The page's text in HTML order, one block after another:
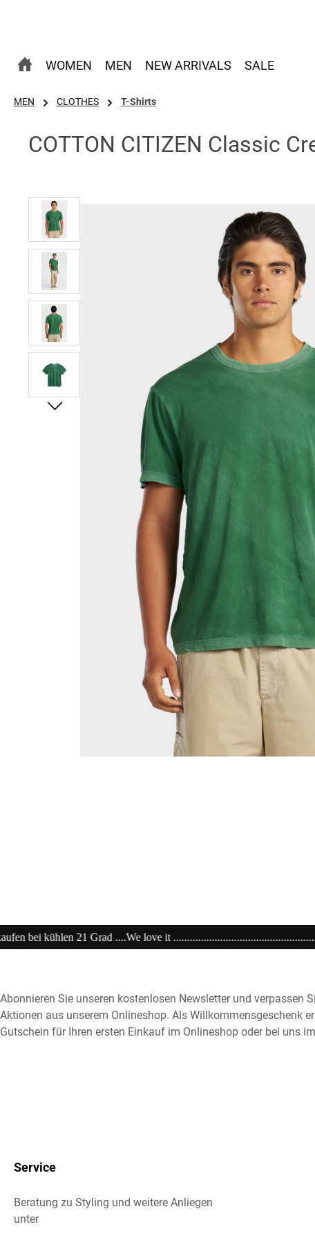
WOMEN MEN NEW ARRIVALS SALE
MEN CLOTHES T-Shirts
COTTON CITIZEN Classic
Bildergalerie überspringen
....................................................................20% extra auf
Abonnieren Sie unseren kostenlosen Newsletter und verpassen
Aktionen aus unserem Onlineshop. Als Willkommensgeschenk
Gutschein für Ihren ersten Einkauf im Onlineshop oder bei uns
Service
Beratung zu Styling und weitere Anliegen
unter